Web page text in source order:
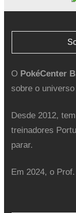
O PokéCenter
sobre o
Desde 2012,
treinadores
parar.
Em 2024, o